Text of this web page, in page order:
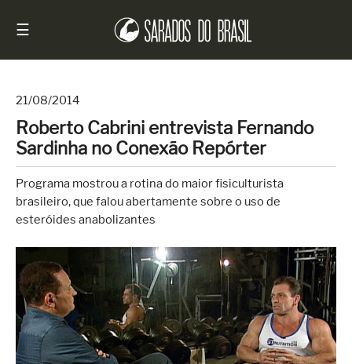
☰
Início
Notícias
Sarados
do
Brasil
Antes
e
Depois
Superação
21/08/2014
Roberto Cabrini entrevista Fernando
Sardinha no Conexão Repórter
Programa mostrou a rotina do maior fisiculturista
brasileiro, que falou abertamente sobre o uso de
esteróides anabolizantes